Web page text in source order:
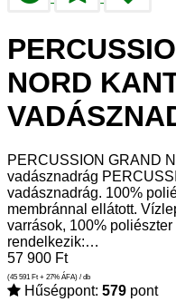
NORD
PERCUSSION GRAND
vadásznadrág
vadásznadrág. 100%
membránnal ellátott.
varrások, 100%
rendelkezik:…
57 900 Ft
(45 591 Ft + 27% ÁFA) / db
Hűségpont: 579 pont